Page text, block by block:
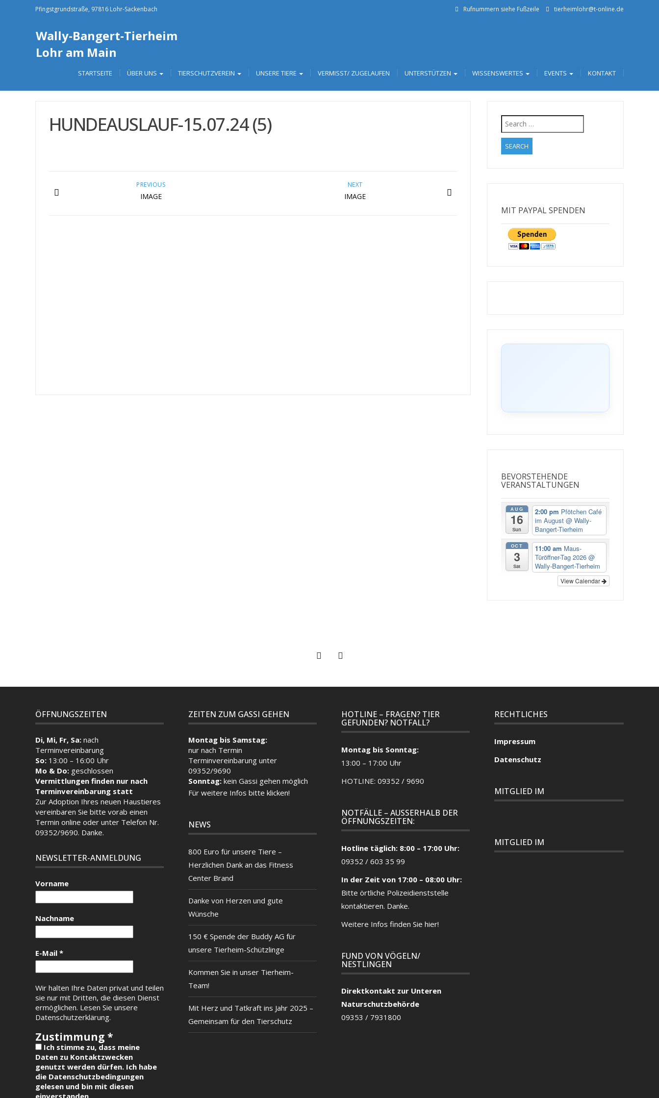
Pfingstgrundstraße, 97816 Lohr-Sackenbach Rufnummern siehe Fußzeile tierheimlohr@t-online.de
Wally-Bangert-Tierheim
Lohr am Main
STARTSEITE ÜBER UNS TIERSCHUTZVEREIN UNSERE TIERE VERMISST/ ZUGELAUFEN UNTERSTÜTZEN WISSENSWERTES EVENTS KONTAKT
HUNDEAUSLAUF-15.07.24 (5)
NEXT
IMAGE
PREVIOUS
IMAGE
Search
for:
MIT PAYPAL SPENDEN
BEVORSTEHENDE
VERANSTALTUNGEN
AUG
16
Sun
2:00 pm Pfötchen Café
im August @ Wally-
Bangert-Tierheim
OCT
3
Sat
11:00 am Maus-
Türöffner-Tag 2026 @
Wally-Bangert-Tierheim
View Calendar
ÖFFNUNGSZEITEN
Di, Mi, Fr, Sa: nach
Terminvereinbarung
So: 13:00 – 16:00 Uhr
Mo & Do: geschlossen
Vermittlungen finden nur nach
Terminvereinbarung statt
Zur Adoption Ihres neuen Haustieres
vereinbaren Sie bitte vorab einen
Termin online oder unter Telefon Nr.
09352/9690. Danke.
NEWSLETTER-ANMELDUNG
Vorname
Nachname
E-Mail *
Wir halten Ihre Daten privat und teilen
sie nur mit Dritten, die diesen Dienst
ermöglichen. Lesen Sie unsere
Datenschutzerklärung.
Zustimmung *
Ich stimme zu, dass meine
Daten zu Kontaktzwecken
genutzt werden dürfen. Ich habe
die Datenschutzbedingungen
gelesen und bin mit diesen
einverstanden.
ZEITEN ZUM GASSI GEHEN
Montag bis Samstag:
nur nach Termin
Terminvereinbarung unter
09352/9690
Sonntag: kein Gassi gehen möglich
Für weitere Infos bitte klicken!
NEWS
800 Euro für unsere Tiere –
Herzlichen Dank an das Fitness
Center Brand
Danke von Herzen und gute
Wünsche
150 € Spende der Buddy AG für
unsere Tierheim-Schützlinge
Kommen Sie in unser Tierheim-
Team!
Mit Herz und Tatkraft ins Jahr 2025 –
Gemeinsam für den Tierschutz
HOTLINE – FRAGEN? TIER
GEFUNDEN? NOTFALL?
Montag bis Sonntag:
13:00 – 17:00 Uhr
HOTLINE: 09352 / 9690
NOTFÄLLE – AUSSERHALB DER
ÖFFNUNGSZEITEN:
Hotline täglich: 8:00 – 17:00 Uhr:
09352 / 603 35 99
In der Zeit von 17:00 – 08:00 Uhr:
Bitte örtliche Polizeidienststelle
kontaktieren. Danke.
Weitere Infos finden Sie hier!
FUND VON VÖGELN/
NESTLINGEN
Direktkontakt zur Unteren
Naturschutzbehörde
09353 / 7931800
RECHTLICHES
Impressum
Datenschutz
MITGLIED IM
MITGLIED IM